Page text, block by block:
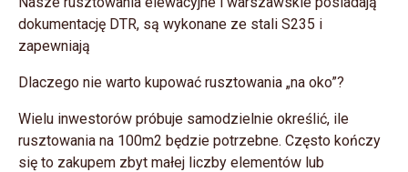
dokumentację DTR, są wykonane ze stali S235 i
zapewniają
Dlaczego nie warto kupować rusztowania „na oko”?
Wielu inwestorów próbuje samodzielnie określić, ile
rusztowania na 100m2 będzie potrzebne. Często kończy
się to zakupem zbyt małej liczby elementów lub